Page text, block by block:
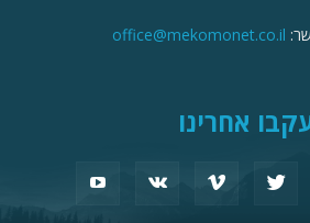
office@mekomonet.co.il
אחרינו